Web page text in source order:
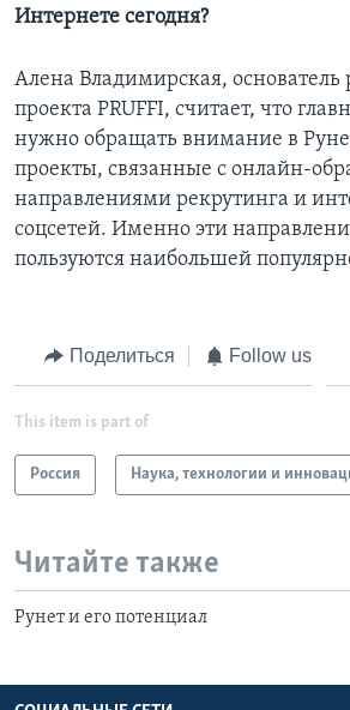
поискДИСКУССИЯ VOA
НЬЮ-ЙОРК NEW YORK
АМЕРИКА. БОЛЬШОЕ ПУТЕШЕСТВИЕ
АРТЕФАКТЫ
ТЕСТЫ
ЗА СВОБОДУ ПРЕССЫ
УЧИМ АНГЛИЙСКИЙ
ВИДЕО
ПОДПИСКА НА НОВОСТИ
Learning English
Языки
Интернете сегодня?
Алена Владимирская, основатель
проекта PRUFFI, считает, что
нужно обращать внимание в
проекты, связанные с онлайн-
направлениями рекрутинга и
соцсетей. Именно эти
пользуются наибольшей
Поделиться Follow us
This item is part of
Россия Наука, технологии и
Читайте также
Рунет и его потенциал